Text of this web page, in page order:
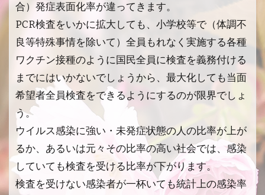
合）発症表面化率が違ってきます。
PCR検査をいかに拡大しても、小学校等で（体調不
良等特殊事情を除いて）全員もれなく実施する各種
ワクチン接種のように国民全員に検査を義務付ける
までにはいかないでしょうから、最大化しても当面
希望者全員検査をできるようにするのが限界でしょ
う。
ウイルス感染に強い・未発症状態の人の比率が上が
るか、あるいは元々その比率の高い社会では、感染
していても検査を受ける比率が下がります。
検査を受けない感染者が一杯いても統計上の感染率